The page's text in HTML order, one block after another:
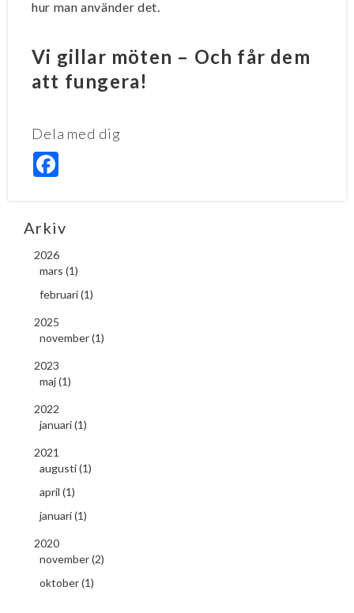
hur man använder det.
Vi gillar möten – Och får dem
att fungera!
Dela med dig
o
Arkiv
2026
mars (1)
februari (1)
2025
november (1)
2023
maj (1)
2022
januari (1)
2021
augusti (1)
april (1)
januari (1)
2020
november (2)
oktober (1)